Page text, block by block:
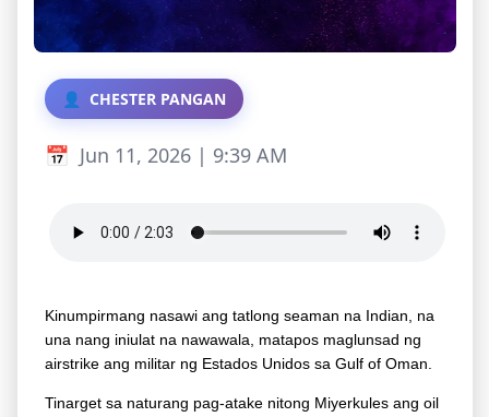
CHESTER PANGAN
Jun 11, 2026 | 9:39 AM
Kinumpirmang nasawi ang tatlong seaman na Indian, na
una nang iniulat na nawawala, matapos maglunsad ng
airstrike ang militar ng Estados Unidos sa Gulf of Oman.
Tinarget sa naturang pag-atake nitong Miyerkules ang oil